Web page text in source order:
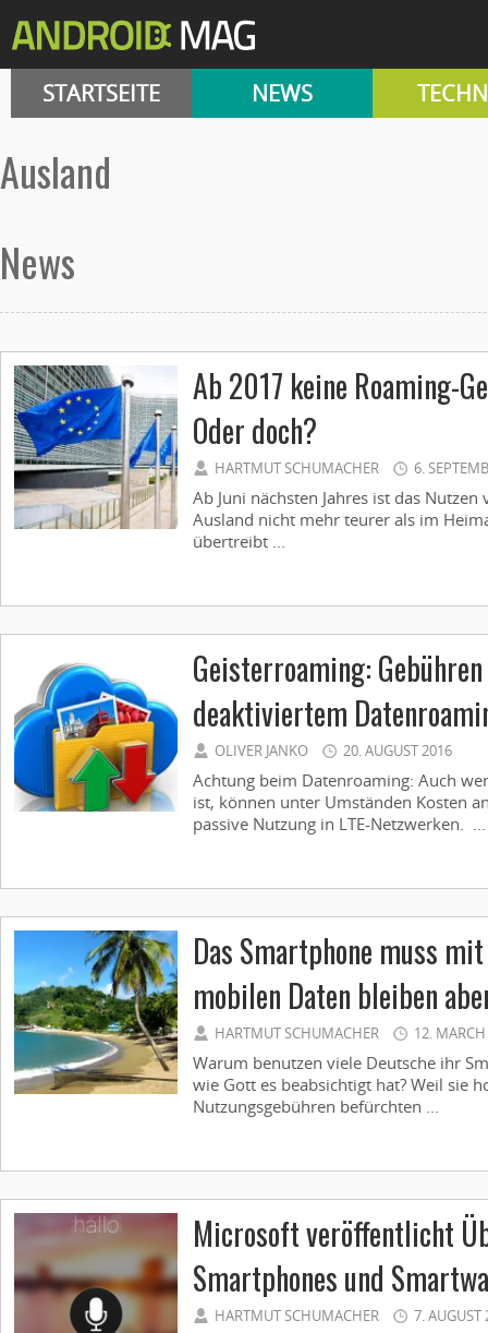
STARTSEITE NEWS
Ausland
News
Ab 2017 keine Roaming-
Oder doch?
HARTMUT SCHUMACHER 6.
Ab Juni nächsten Jahres ist das
Ausland nicht mehr teurer als im
übertreibt ...
Geisterroaming:
deaktiviertem
OLIVER JANKO 20. AUGUST 2016
Achtung beim Datenroaming: Auch
ist, können unter Umständen Kosten
passive Nutzung in LTE-Netzwerken. ...
Das Smartphone muss
mobilen Daten bleiben
HARTMUT SCHUMACHER 12.
Warum benutzen viele Deutsche ihr
wie Gott es beabsichtigt hat? Weil sie
Nutzungsgebühren befürchten ...
Microsoft veröffentlicht
Smartphones und
HARTMUT SCHUMACHER 7. AUGUST